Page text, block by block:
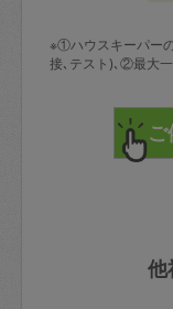
※①ハウスキーパー
接､テスト)､②最大
他